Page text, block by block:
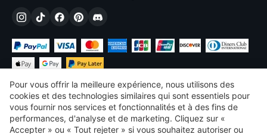
€ EUR France
Pour vous offrir la meilleure expérience, nous utilisons des
cookies et des technologies similaires qui sont essentiels pour
vous fournir nos services et fonctionnalités et à des fins de
performances, d'analyse et de marketing. Cliquez sur «
Accepter » ou « Tout rejeter » si vous souhaitez autoriser ou